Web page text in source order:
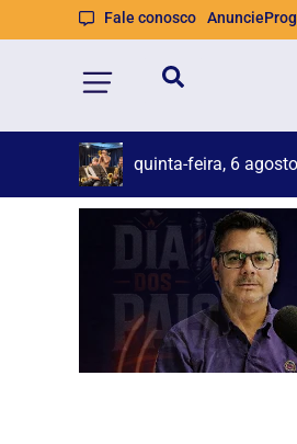
Fale conosco Anuncie
quinta-feira, 6
quinta-feira, 6